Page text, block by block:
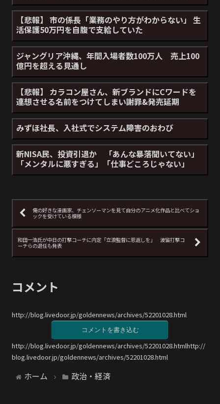
【悲報】 市の係長「業務のやり方がわからない」 生
活保護50万円を自腹で支給していた
ジャングリア沖縄、年間入場者数100万人 売上100
億円を超える見通し
【悲報】 カラコン屋さん、新ブランドにCワードを
連想させる名前をつけてしまい謝罪&発売延期
みずほ社長、入社式でシステム障害のおわび
新NISA民、投資引退か 「あんな暴落聞いてない」
「メンタルに悪すぎる」「仕事どころじゃない」
俺の好きな漫画家、チェンソーマンを見て自分のアニメ化作品と比べてショ
ックを受けている模様
和田一浩氏が中日の打撃コーチに内定「立浪監督に恩返しを」 波留打撃コ
ーチらの退任も発表
コメント
http://blog.livedoor.jp/goldennews/archives/52201028.html
コメントを書き込む
http://blog.livedoor.jp/goldennews/archives/52201028.htmlhttp://
blog.livedoor.jp/goldennews/archives/52201028.html
ホーム 政治・経済